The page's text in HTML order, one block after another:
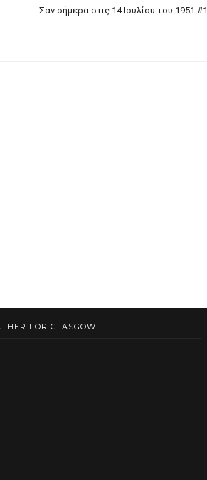
Σαν σήμερα στις 14 Ιουλίου του 1951 #1
FOR GLASGOW